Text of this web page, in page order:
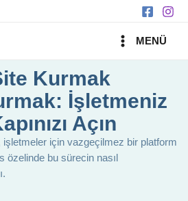
MAIN
MENÜ
Kurmak
İşletmeniz
Açın
için vazgeçilmez bir platform
özelinde bu sürecin nasıl
Ara